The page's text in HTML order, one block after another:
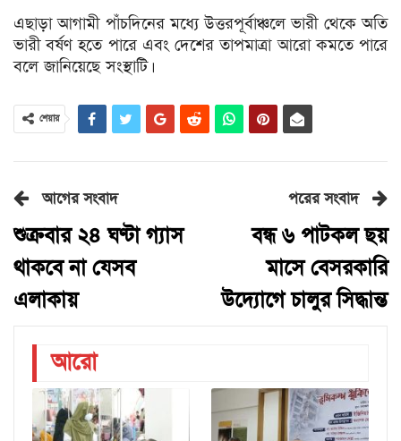
এছাড়া আগামী পাঁচদিনের মধ্যে উত্তরপূর্বাঞ্চলে ভারী থেকে অতি
ভারী বর্ষণ হতে পারে এবং দেশের তাপমাত্রা আরো কমতে পারে
বলে জানিয়েছে সংস্থাটি।
শেয়ার
আগের সংবাদ
শুক্রবার ২৪ ঘণ্টা গ্যাস
থাকবে না যেসব
এলাকায়
পরের সংবাদ
বন্ধ ৬ পাটকল ছয়
মাসে বেসরকারি
উদ্যোগে চালুর সিদ্ধান্ত
আরো